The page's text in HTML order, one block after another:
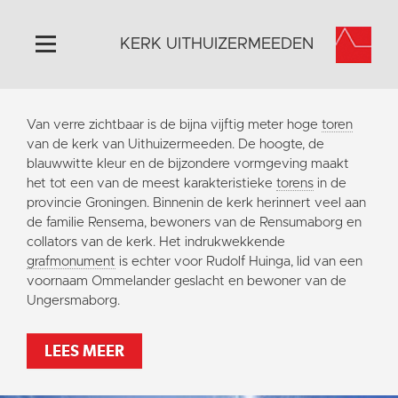
Home
Algemeen
Historie
Omgeving
Activiteiten
Doneer
Contact
KERK UITHUIZERMEEDEN
Van verre zichtbaar is de bijna vijftig meter hoge toren
van de kerk van Uithuizermeeden. De hoogte, de
blauwwitte kleur en de bijzondere vormgeving maakt
het tot een van de meest karakteristieke torens in de
provincie Groningen. Binnenin de kerk herinnert veel aan
de familie Rensema, bewoners van de Rensumaborg en
collators van de kerk. Het indrukwekkende
grafmonument is echter voor Rudolf Huinga, lid van een
voornaam Ommelander geslacht en bewoner van de
Ungersmaborg.
LEES MEER